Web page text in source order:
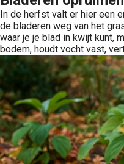
In de herfst valt er hier een
de bladeren weg van het
waar je je blad in kwijt kunt,
bodem, houdt vocht vast,